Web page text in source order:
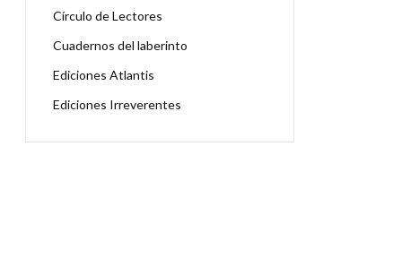
Círculo de Lectores
Cuadernos del laberinto
Ediciones Atlantis
Ediciones Irreverentes